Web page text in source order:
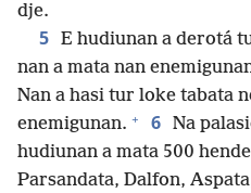
dje.
5 E hudiunan a derotá
nan a mata nan
Nan a hasi tur loke tabata
enemigunan. + 6 Na
hudiunan a mata 500
Parsandata, Dalfon,